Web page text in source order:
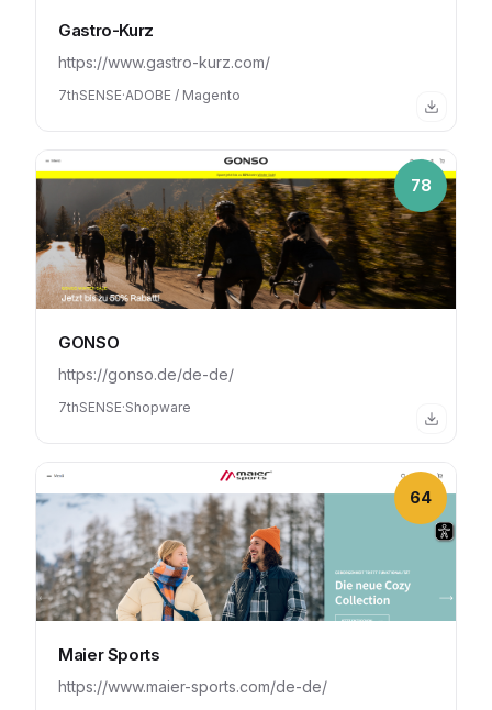
Gastro-Kurz
https://www.gastro-kurz.com/
7thSENSE·ADOBE / Magento
78
GONSO
https://gonso.de/de-de/
7thSENSE·Shopware
64
Maier Sports
https://www.maier-sports.com/de-de/